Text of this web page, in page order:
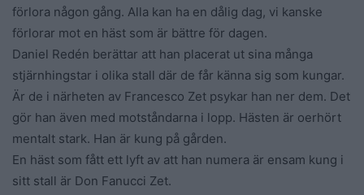
förlora någon gång. Alla kan ha en dålig dag, vi kanske
förlorar mot en häst som är bättre för dagen.
Daniel Redén berättar att han placerat ut sina många
stjärnhingstar i olika stall där de får känna sig som kungar.
Är de i närheten av Francesco Zet psykar han ner dem. Det
gör han även med motståndarna i lopp. Hästen är oerhört
mentalt stark. Han är kung på gården.
En häst som fått ett lyft av att han numera är ensam kung i
sitt stall är Don Fanucci Zet.